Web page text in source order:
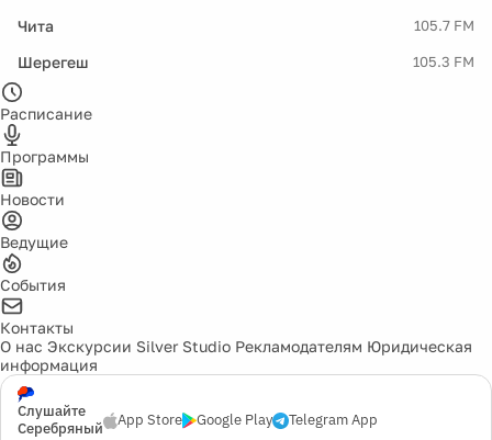
Чита 105.7 FM
Шерегеш 105.3 FM
Расписание
Программы
Новости
Ведущие
События
Контакты
О нас Экскурсии Silver Studio Рекламодателям Юридическая
информация
Слушайте
Серебряный
App Store Google Play Telegram App